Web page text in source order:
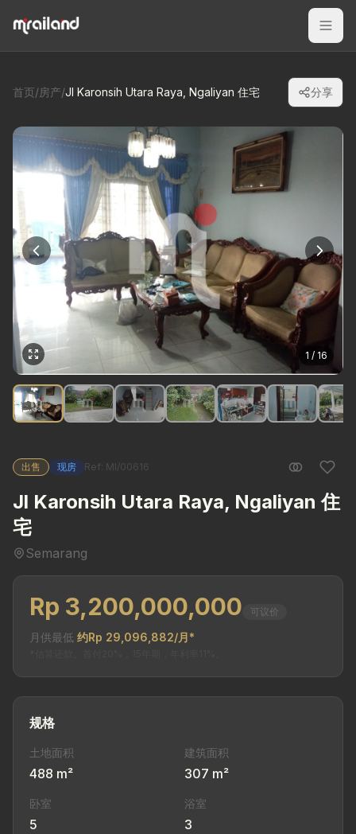
首页/房产/Jl Karonsih Utara Raya, Ngaliyan 住宅 分享
1 / 16
出售 现房 Ref: MI/00616
Jl Karonsih Utara Raya, Ngaliyan 住
宅
Semarang
Rp 3,200,000,000 可议价
月供最低 约Rp 29,096,882/月*
规格
土地面积
488 m²
建筑面积
307 m²
卧室
5
浴室
3